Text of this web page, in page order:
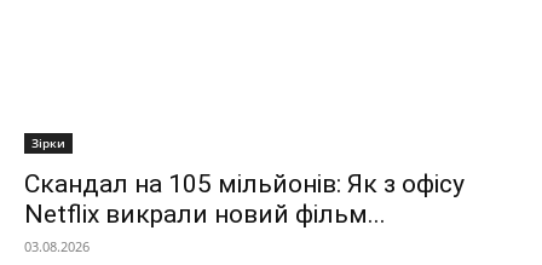
Зірки
Скандал на 105 мільйонів: Як з офісу
Netflix викрали новий фільм...
03.08.2026